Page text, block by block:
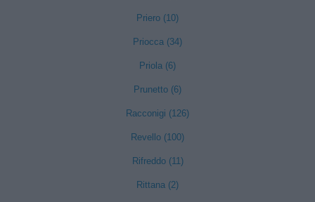
Priero (10)
Priocca (34)
Priola (6)
Prunetto (6)
Racconigi (126)
Revello (100)
Rifreddo (11)
Rittana (2)